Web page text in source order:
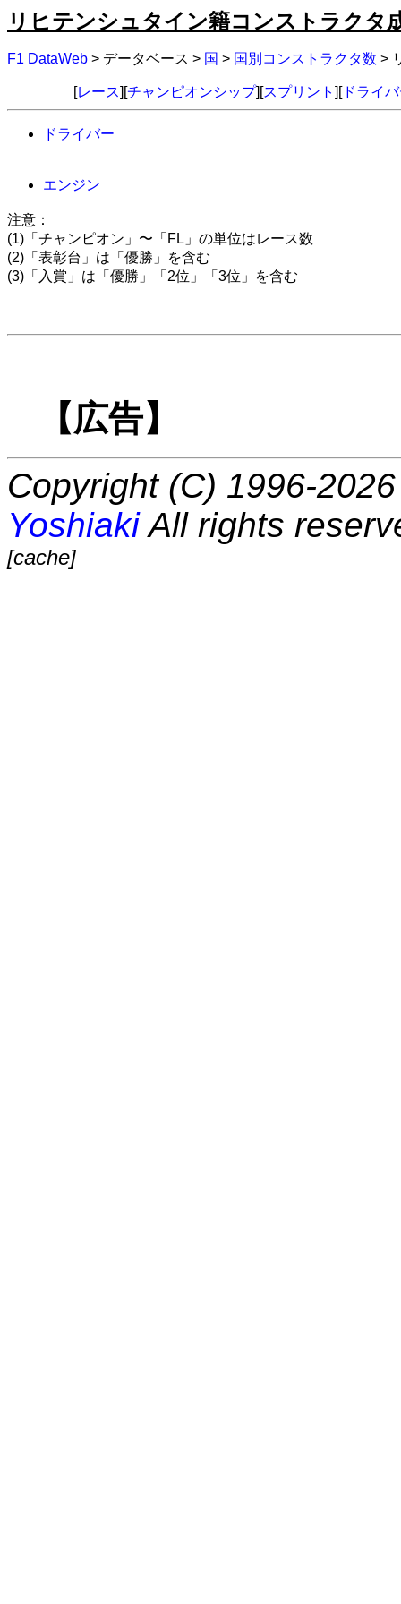
リヒテンシュタイン籍コンストラクタ
F1 DataWeb > データベース > 国 > 国別コンストラクタ数 >
[レース][チャンピオンシップ][スプリント ][ドライ
ドライバー
エンジン
注意：
(1)「チャンピオン」〜「FL」の単位はレース数
(2)「表彰台」は「優勝」を含む
(3)「入賞」は「優勝」「2位」「3位」を含む
【広告】
Copyright (C) 1996-
YoshiakiAll rights
[cache]